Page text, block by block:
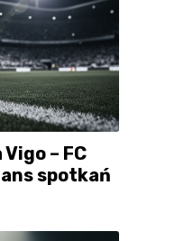
– FC
spotkań